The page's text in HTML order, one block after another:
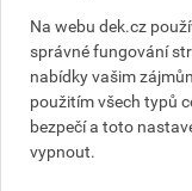
+
Na webu dek.cz
správné fungování
nabídky vašim
použitím všech typů
bezpečí a toto
vypnout.